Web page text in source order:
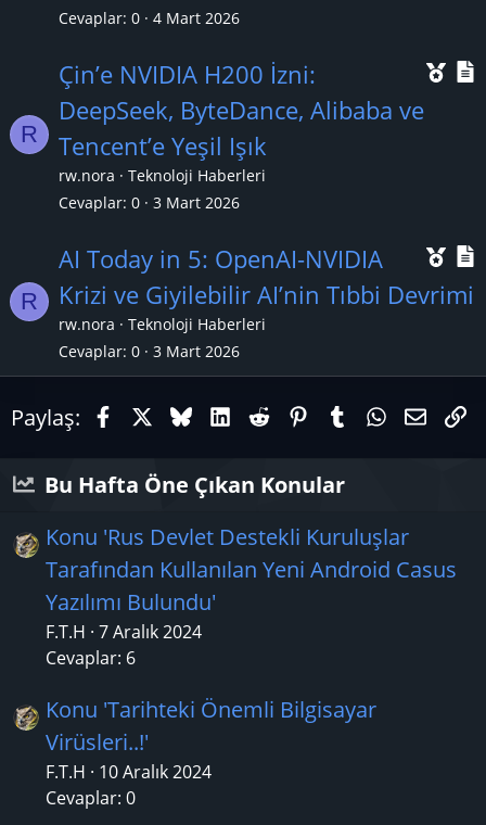
n
Cevaplar 0 4 Mart 2026
R
Ö
n
Çin’e NVIDIA H200 İzni:
DeepSeek, ByteDance, Alibaba ve
Tencent’e Yeşil Işık
rw.nora
Teknoloji Haberleri
Cevaplar 0 3 Mart 2026
R
Ö
n
ı
k
l
AI Today in 5: OpenAI-NVIDIA
Krizi ve Giyilebilir AI’nin Tıbbi Devrimi
rw.nora
Teknoloji Haberleri
Cevaplar 0 3 Mart 2026
Paylaş: FacebookX (Twitter)
BlueskyLinkedIn
RedditPinterestTumblrE-
Bu Hafta Öne Çıkan Konular
Konu 'Rus Devlet Destekli Kuruluşlar
Tarafından Kullanılan Yeni Android Casus
Yazılımı Bulundu'
F.T.H 7 Aralık 2024
Cevaplar: 6
Konu 'Tarihteki Önemli Bilgisayar
Virüsleri..!'
F.T.H
10 Aralık 2024
Cevaplar: 0